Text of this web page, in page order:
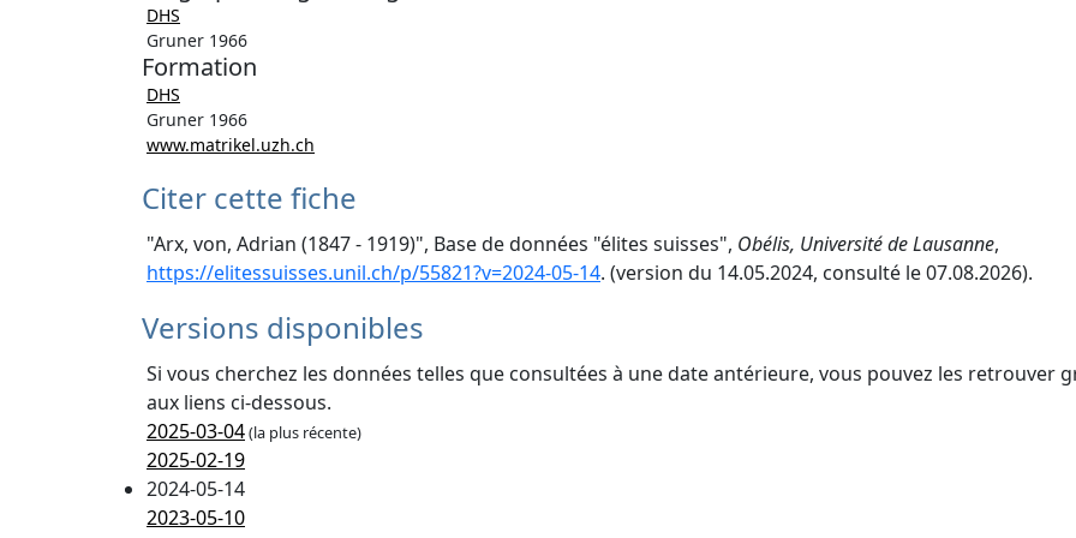
DHS
Gruner 1966
Formation
DHS
Gruner 1966
www.matrikel.uzh.ch
Citer cette fiche
"Arx, von, Adrian (1847 - 1919)", Base de données "élites suisses", Obélis, Université de Lausanne,
https://elitessuisses.unil.ch/p/55821?v=2024-05-14. (version du 14.05.2024, consulté le 07.08.2026).
Versions disponibles
Si vous cherchez les données telles que consultées à une date antérieure, vous pouvez les retrouver
aux liens ci-dessous.
2025-03-04(la plus récente)
2025-02-19
2024-05-14
2023-05-10